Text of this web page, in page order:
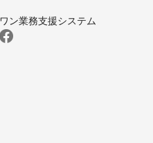
ン業務支援システム